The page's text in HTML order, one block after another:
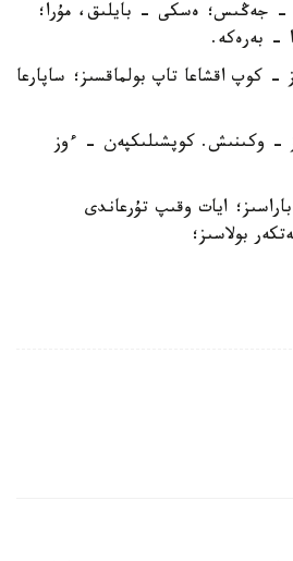
- جەڭىس؛ ەسكى - بايلىق، مۇرا؛
- بەرەكە.
- كوپ اقشاعا تاپ بولماقسىز؛ ساپارعا
- وكىنىش. كوپشىلىكپەن - ءوز
ايات وقىپ تۇرعاندى
بولاسىز؛